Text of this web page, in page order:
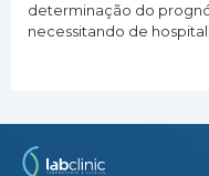
determinação do
necessitando de